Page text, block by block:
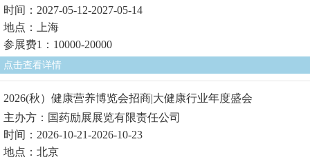
时间：2027-05-12-2027-05-14
地点：上海
参展费1：10000-20000
点击查看详情
2026(秋）健康营养博览会招商|大健康行业年度盛会
主办方：国药励展展览有限责任公司
时间：2026-10-21-2026-10-23
地点：北京